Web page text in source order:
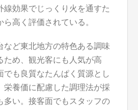
線効果でじっくり火を通すた
高く評価されている。
など東北地方の特色ある調味
ため、観光客にも人気が高
でも良質なたんぱく質源とし
栄養価に配慮した調理法が採
多い。接客面でもスタッフの